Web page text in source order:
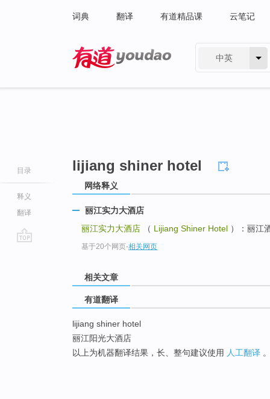
词典 翻译 有道精品课 云笔记
中英
目录
释义
翻译
lijiang shiner hotel
网络释义
丽江实力大酒店
丽江实力大酒店 （ Lijiang Shiner Hotel ）：丽江
基于20个网页-相关网页
相关文章
有道翻译
lijiang shiner hotel
丽江阳光大酒店
以上为机器翻译结果，长、整句建议使用 人工翻译